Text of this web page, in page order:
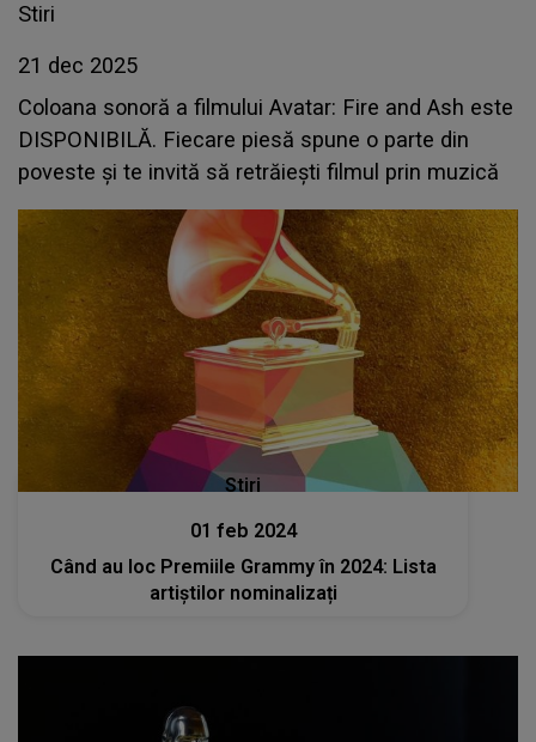
Stiri
21 dec 2025
Coloana sonoră a filmului Avatar: Fire and Ash este
DISPONIBILĂ. Fiecare piesă spune o parte din
poveste și te invită să retrăiești filmul prin muzică
Stiri
01 feb 2024
Când au loc Premiile Grammy în 2024: Lista
artiștilor nominalizați